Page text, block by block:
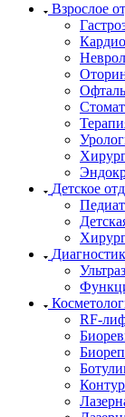
Взрослое
Детское
RF-